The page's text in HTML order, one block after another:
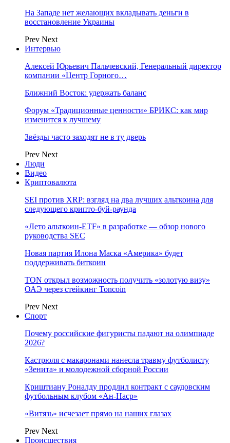
На Западе нет желающих вкладывать деньги в
восстановление Украины
Prev Next
Интервью
Алексей Юрьевич Пальчевский, Генеральный директор
компании «Центр Горного…
Ближний Восток: удержать баланс
Форум «Традиционные ценности» БРИКС: как мир
изменится к лучшему
Звёзды часто заходят не в ту дверь
Prev Next
Люди
Видео
Криптовалюта
SEI против XRP: взгляд на два лучших альткоина для
следующего крипто-буй-раунда
«Лето альткоин-ETF» в разработке — обзор нового
руководства SEC
Новая партия Илона Маска «Америка» будет
поддерживать биткоин
TON открыл возможность получить «золотую визу»
ОАЭ через стейкинг Toncoin
Prev Next
Спорт
Почему российские фигуристы падают на олимпиаде
2026?
Кастрюля с макаронами нанесла травму футболисту
«Зенита» и молодежной сборной России
Криштиану Роналду продлил контракт с саудовским
футбольным клубом «Ан-Наср»
«Витязь» исчезает прямо на наших глазах
Prev Next
Происшествия